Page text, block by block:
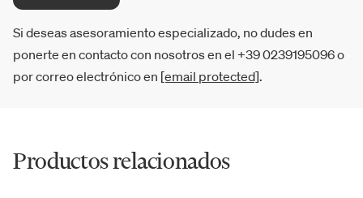
Si deseas asesoramiento especializado, no dudes en
ponerte en contacto con nosotros en el +39 0239195096 o
por correo electrónico en [email protected].
Productos relacionados